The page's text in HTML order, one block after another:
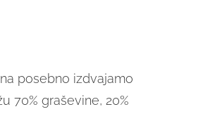
posebno izdvajamo
70% graševine, 20%